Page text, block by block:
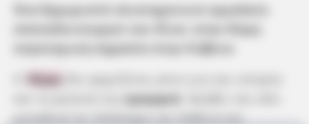
Ένα ξεχωριστό επιστημονικό εργαλείο
Κύμη
ομορφιά
μοναδικό σε ολόκληρη την Εύβοια και